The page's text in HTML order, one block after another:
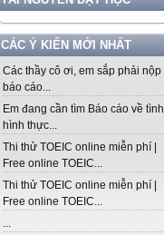
CÁC Ý KIẾN MỚI NHẤT
Các thầy cô ơi, em sắp phải nộp
báo cáo...
Em đang cần tìm Báo cáo về tình
hình thực...
Thi thử TOEIC online miễn phí |
Free online TOEIC...
Thi thử TOEIC online miễn phí |
Free online TOEIC...
...